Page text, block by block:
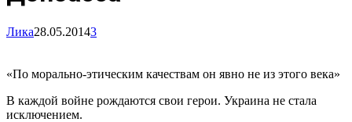
Лика28.05.20143
«По морально-этическим качествам он явно не из этого века»
В каждой войне рождаются свои герои. Украина не стала
исключением.